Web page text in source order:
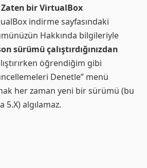
Zaten bir VirtualBox
indirme sayfasındaki
Hakkında bilgileriyle
sürümü çalıştırdığınızdan
öğrendiğim gibi
Denetle” menü
her zaman yeni bir sürümü (bu
5.X) algılamaz.